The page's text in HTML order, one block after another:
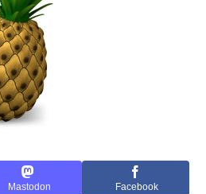
Mastodon Facebook